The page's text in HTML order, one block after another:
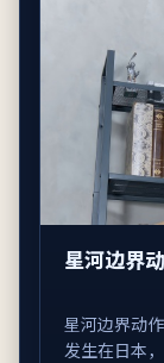
星河边界
星河边界动
发生在日本